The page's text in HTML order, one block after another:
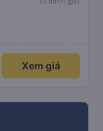
Xem giá